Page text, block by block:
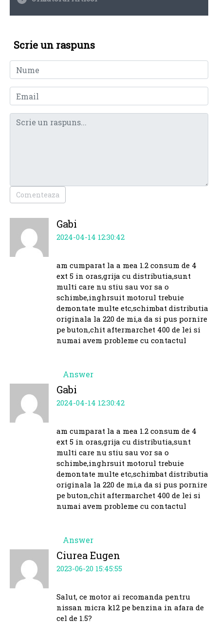
Scrie un raspuns
Comenteaza
Gabi
2024-04-14 12:30:42
am cumparat la a mea 1.2 consum de 4
ext 5 in oras,grija cu distributia,sunt
multi care nu stiu sau vor sa o
schimbe,inghrsuit motorul trebuie
demontate multe etc,schimbat distributia
originala la 220 de mi,a da si pus pornire
pe buton,chit aftermarchet 400 de lei si
numai avem probleme cu contactul
Answer
Gabi
2024-04-14 12:30:42
am cumparat la a mea 1.2 consum de 4
ext 5 in oras,grija cu distributia,sunt
multi care nu stiu sau vor sa o
schimbe,inghrsuit motorul trebuie
demontate multe etc,schimbat distributia
originala la 220 de mi,a da si pus pornire
pe buton,chit aftermarchet 400 de lei si
numai avem probleme cu contactul
Answer
Ciurea Eugen
2023-06-20 15:45:55
Salut, ce motor ai recomanda pentru
nissan micra k12 pe benzina in afara de
cel de 1.5?